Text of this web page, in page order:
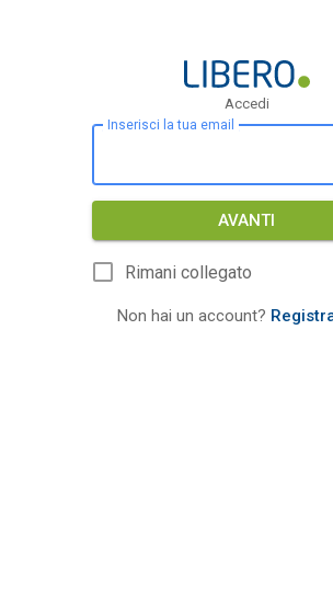
Accedi
Inserisci la tua email
AVANTI
Rimani collegato
Non hai un account?